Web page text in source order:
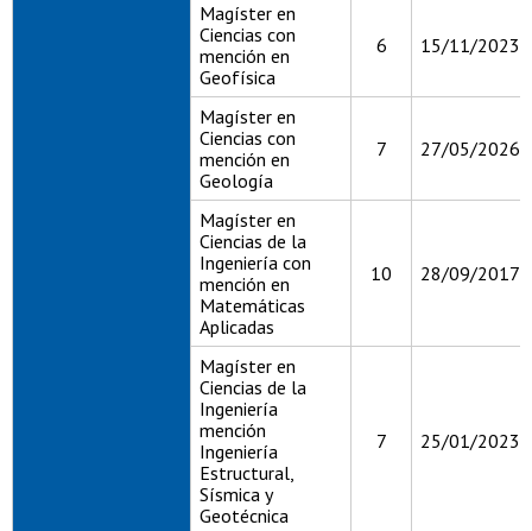
Magíster en
Ciencias con
mención en
Geofísica
6 15/11/2023
Magíster en
Ciencias con
mención en
Geología
7 27/05/2026
Magíster en
Ciencias de la
Ingeniería con
mención en
Matemáticas
Aplicadas
10 28/09/2017
Magíster en
Ciencias de la
Ingeniería
mención
Ingeniería
Estructural,
Sísmica y
Geotécnica
7 25/01/2023